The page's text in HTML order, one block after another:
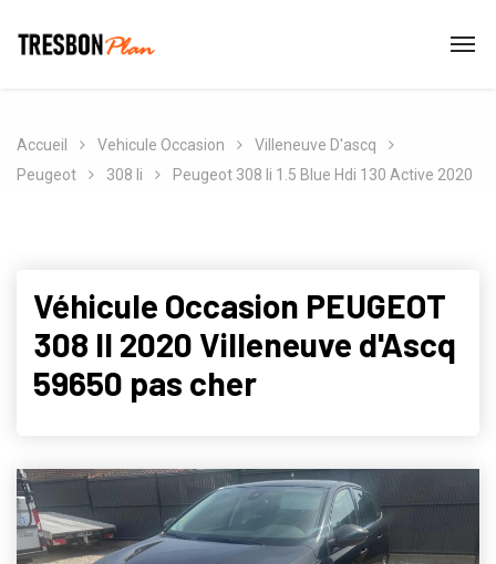
Accueil Vehicule Occasion
Villeneuve D'ascq
Peugeot
308 Ii Peugeot 308 Ii 1.5 Blue Hdi 130 Active 2020
Véhicule Occasion PEUGEOT
308 II 2020 Villeneuve d'Ascq
59650 pas cher